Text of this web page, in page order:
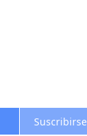
Suscribirse